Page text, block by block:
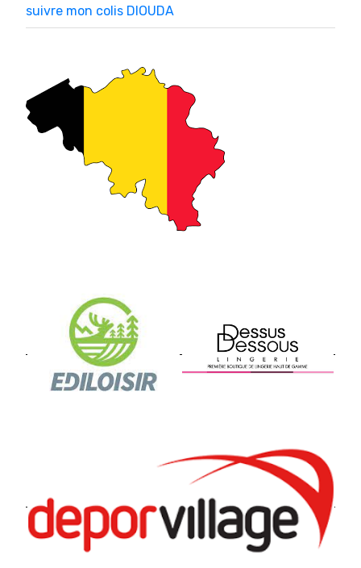
suivre mon colis DIOUDA